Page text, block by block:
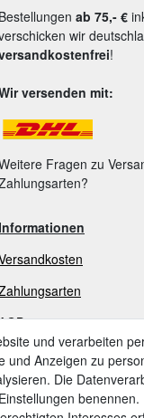
Bestellungen ab 75,- €
wir
!
versenden mit:
Fragen zu
Widerrufsrecht
und verarbeiten
und Anzeigen zu
Die
benennen.